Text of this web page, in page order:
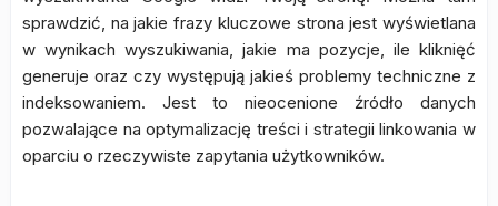
sprawdzić, na jakie frazy kluczowe strona jest wyświetlana
w wynikach wyszukiwania, jakie ma pozycje, ile kliknięć
generuje oraz czy występują jakieś problemy techniczne z
indeksowaniem. Jest to nieocenione źródło danych
pozwalające na optymalizację treści i strategii linkowania w
oparciu o rzeczywiste zapytania użytkowników.